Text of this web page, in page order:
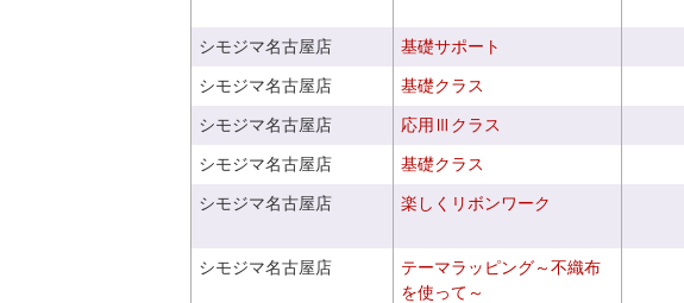
シモジマ名古屋店 基礎サポート
シモジマ名古屋店 基礎クラス
シモジマ名古屋店 応用Ⅲクラス
シモジマ名古屋店 基礎クラス
シモジマ名古屋店 楽しくリボンワーク
シモジマ名古屋店
テーマラッピング～不織布
を使って～